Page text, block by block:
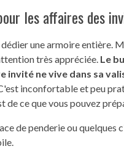
les affaires des
une armoire entière.
très appréciée. Le
invité ne vive dans sa
inconfortable et peu
de ce que vous pouvez
de penderie ou quelques